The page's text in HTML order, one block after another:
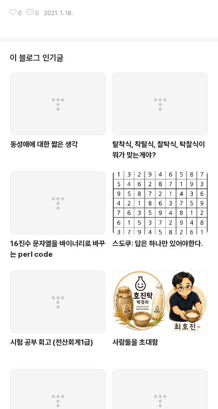
History, Reverse IP/NS Lookups and more Lookup IP, CIDR, ASN
더 연장을 해서 총 6년을 보유하고 있다가 어떤 이유에서인지, 연장을 안했다.
그리..
0 0 2021. 1. 18.
이 블로그 인기글
동성애에 대한 짧은 생각
탈착식, 착탈식, 찰탁식, 탁찰식이
뭐가 맞는게야?
16진수 문자열을 바이너리로 바꾸
는 perl code
스도쿠: 답은 하나만 있어야한다.
시험 공부 회고 (전산회계1급) 사람들을 초대함